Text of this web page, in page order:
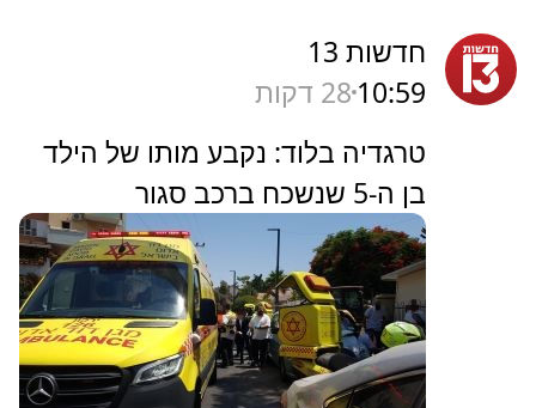
חדשות 13
10:59 28 דקות
טרגדיה בלוד: נקבע מותו של הילד
בן ה-5 שנשכח ברכב סגור